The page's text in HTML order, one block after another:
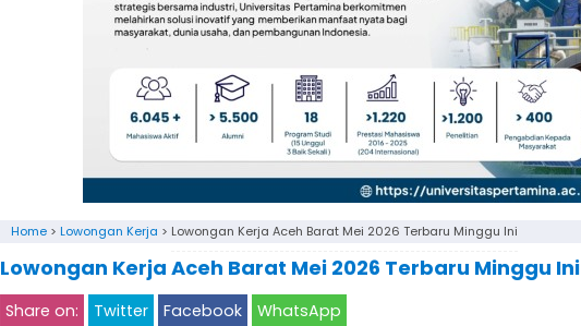
Home > Lowongan Kerja > Lowongan Kerja Aceh Barat Mei 2026 Terbaru Minggu Ini
Lowongan Kerja Aceh Barat Mei 2026 Terbaru Minggu Ini
Share on: Twitter Facebook WhatsApp